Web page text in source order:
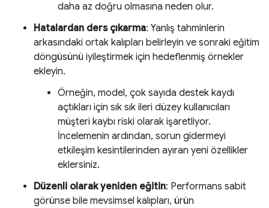
daha az doğru olmasına neden olur.
Hatalardan ders çıkarma: Yanlış tahminlerin
arkasındaki ortak kalıpları belirleyin ve sonraki eğitim
döngüsünü iyileştirmek için hedeflenmiş örnekler
ekleyin.
Örneğin, model, çok sayıda destek kaydı
açtıkları için sık sık ileri düzey kullanıcıları
müşteri kaybı riski olarak işaretliyor.
İncelemenin ardından, sorun gidermeyi
etkileşim kesintilerinden ayıran yeni özellikler
eklersiniz.
Düzenli olarak yeniden eğitin: Performans sabit
görünse bile mevsimsel kalıpları, ürün